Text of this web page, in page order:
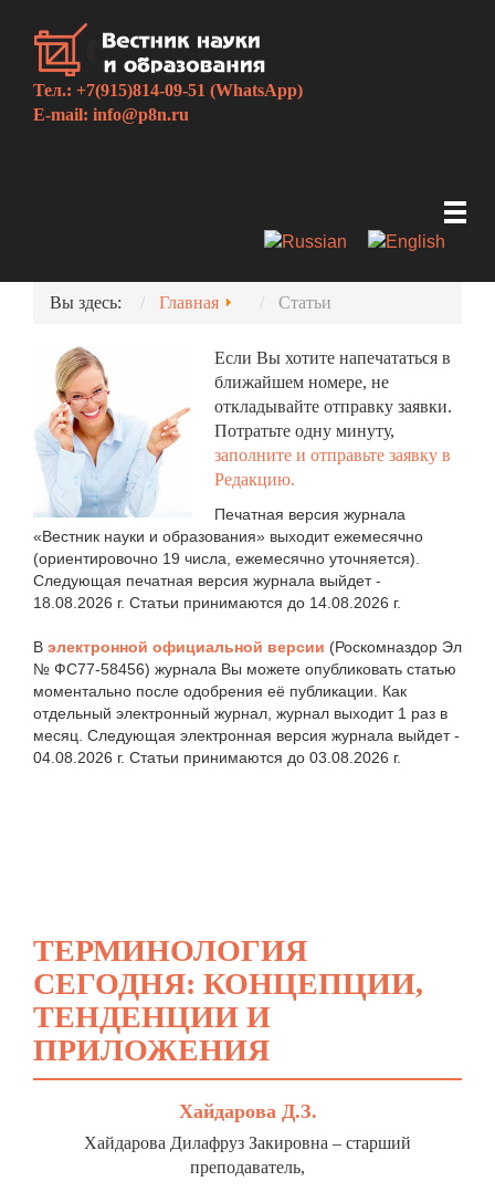
Тел.: +7(915)814-09-51 (WhatsApp)
E-mail: info@p8n.ru
Вы здесь: Главная Статьи
Если Вы хотите напечататься в
ближайшем номере, не
откладывайте отправку заявки.
Потратьте одну минуту,
заполните и отправьте заявку в
Редакцию.
Печатная версия журнала
«Вестник науки и образования» выходит ежемесячно
(ориентировочно 19 числа, ежемесячно уточняется).
Следующая печатная версия журнала выйдет -
18.08.2026 г. Статьи принимаются до 14.08.2026 г.
В электронной официальной версии (Роскомназдор Эл
№ ФС77-58456) журнала Вы можете опубликовать статью
моментально после одобрения её публикации. Как
отдельный электронный журнал, журнал выходит 1 раз в
месяц. Следующая электронная версия журнала выйдет -
04.08.2026 г. Статьи принимаются до 03.08.2026 г.
ТЕРМИНОЛОГИЯ
СЕГОДНЯ: КОНЦЕПЦИИ,
ТЕНДЕНЦИИ И
ПРИЛОЖЕНИЯ
Хайдарова Д.З.
Хайдарова Дилафруз Закировна – старший
преподаватель,